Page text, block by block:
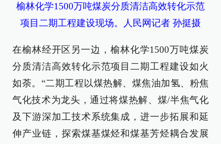
榆林化学1500万吨煤炭分质清洁高效转化示范
项目二期工程建设现场。人民网记者 孙挺摄
在榆林经开区另一边，榆林化学1500万吨煤炭
分质清洁高效转化示范项目二期工程建设如火
如荼。“二期工程以煤热解、煤焦油加氢、粉焦
气化技术为龙头，通过将煤热解、煤/半焦气化
及下游深加工技术系统集成，进一步拓展和延
伸产业链，探索煤基煤烃和煤基芳烃耦合发展